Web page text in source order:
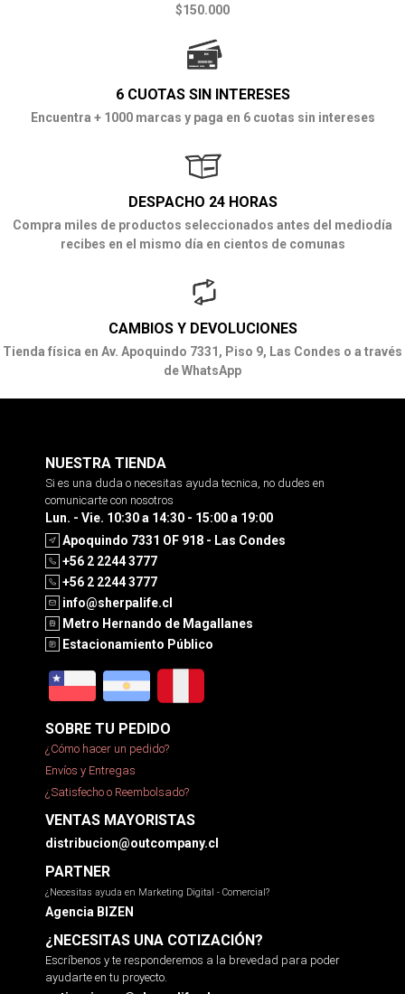
$150.000
6 CUOTAS SIN INTERESES
Encuentra + 1000 marcas y paga en 6 cuotas sin intereses
DESPACHO 24 HORAS
Compra miles de productos seleccionados antes del mediodía
recibes en el mismo día en cientos de comunas
CAMBIOS Y DEVOLUCIONES
Tienda física en Av. Apoquindo 7331, Piso 9, Las Condes o a través
de WhatsApp
NUESTRA TIENDA
Si es una duda o necesitas ayuda tecnica, no dudes en
comunicarte con nosotros
Lun. - Vie. 10:30 a 14:30 - 15:00 a 19:00
Apoquindo 7331 OF 918 - Las Condes
+56 2 2244 3777
+56 2 2244 3777
info@sherpalife.cl
Metro Hernando de Magallanes
Estacionamiento Público
SOBRE TU PEDIDO
¿Cómo hacer un pedido?
Envíos y Entregas
¿Satisfecho o Reembolsado?
VENTAS MAYORISTAS
distribucion@outcompany.cl
PARTNER
¿Necesitas ayuda en Marketing Digital - Comercial?
Agencia BIZEN
¿NECESITAS UNA COTIZACIÓN?
Escríbenos y te responderemos a la brevedad para poder
ayudarte en tu proyecto.